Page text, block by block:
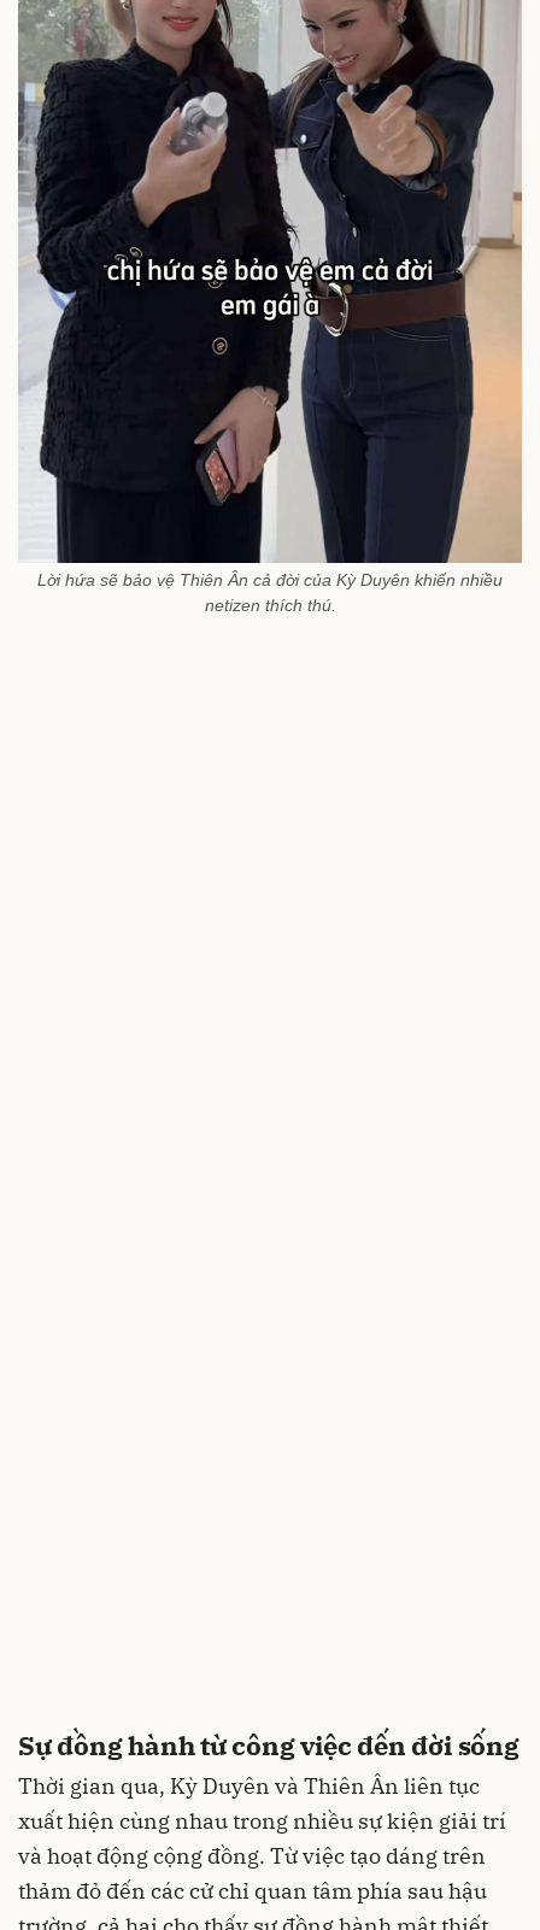
Lời hứa sẽ bảo vệ Thiên Ân cả đời của Kỳ Duyên khiến nhiều
netizen thích thú.
Sự đồng hành từ công việc đến đời sống
Thời gian qua, Kỳ Duyên và Thiên Ân liên tục
xuất hiện cùng nhau trong nhiều sự kiện giải trí
và hoạt động cộng đồng. Từ việc tạo dáng trên
thảm đỏ đến các cử chỉ quan tâm phía sau hậu